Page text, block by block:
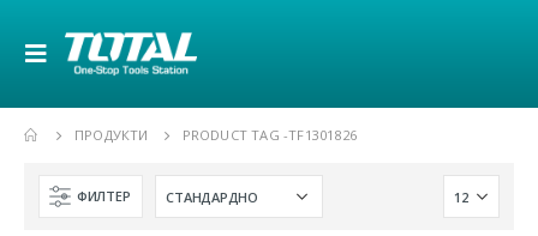
ПРОДУКТИ PRODUCT TAG -TF1301826
ФИЛТЕР